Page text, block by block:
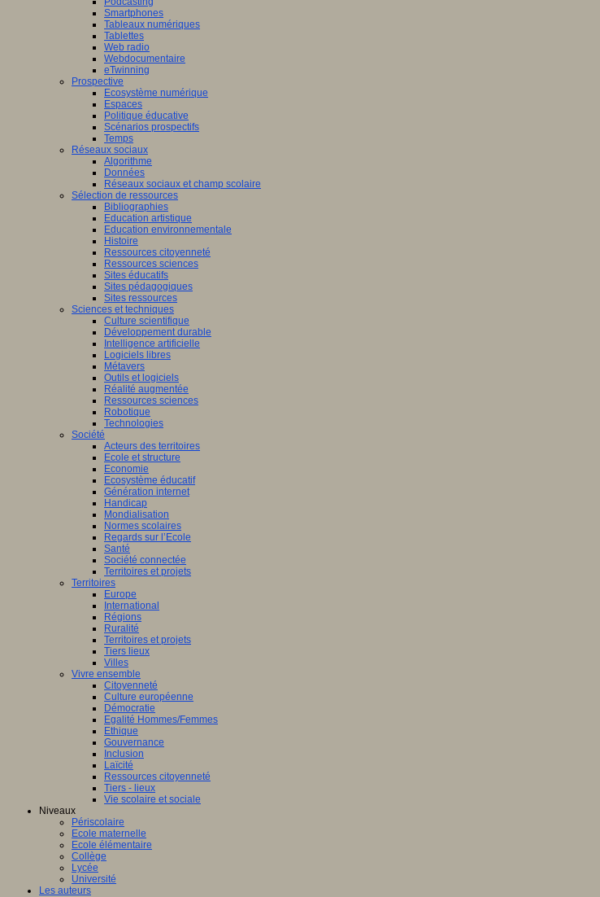
Smartphones
Tableaux numériques
Tablettes
Web radio
Webdocumentaire
eTwinning
Prospective
Ecosystème numérique
Espaces
Politique éducative
Scénarios prospectifs
Temps
Réseaux sociaux
Algorithme
Données
Réseaux sociaux et champ scolaire
Sélection de ressources
Bibliographies
Education artistique
Education environnementale
Histoire
Ressources citoyenneté
Ressources sciences
Sites éducatifs
Sites pédagogiques
Sites ressources
Sciences et techniques
Culture scientifique
Développement durable
Intelligence artificielle
Logiciels libres
Métavers
Outils et logiciels
Réalité augmentée
Ressources sciences
Robotique
Technologies
Société
Acteurs des territoires
Ecole et structure
Economie
Ecosystème éducatif
Génération internet
Handicap
Mondialisation
Normes scolaires
Regards sur l’Ecole
Santé
Société connectée
Territoires et projets
Territoires
Europe
International
Régions
Ruralité
Territoires et projets
Tiers lieux
Villes
Vivre ensemble
Citoyenneté
Culture européenne
Démocratie
Egalité Hommes/Femmes
Ethique
Gouvernance
Inclusion
Laïcité
Ressources citoyenneté
Tiers - lieux
Vie scolaire et sociale
Niveaux
Périscolaire
Ecole maternelle
Ecole élémentaire
Collège
Lycée
Université
Les auteurs